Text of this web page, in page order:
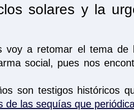
solares y la
voy a retomar el tema de
social, pues nos
son testigos históricos
de las sequías que